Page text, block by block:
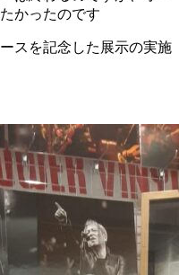
かったのです
スを記念した展示の実施